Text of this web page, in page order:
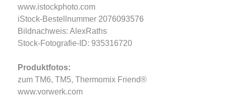
www.istockphoto.com
iStock-Bestellnummer 2076093576
Bildnachweis: AlexRaths
Stock-Fotografie-ID: 935316720
Produktfotos:
zum TM6, TM5, Thermomix Friend®
www.vorwerk.com